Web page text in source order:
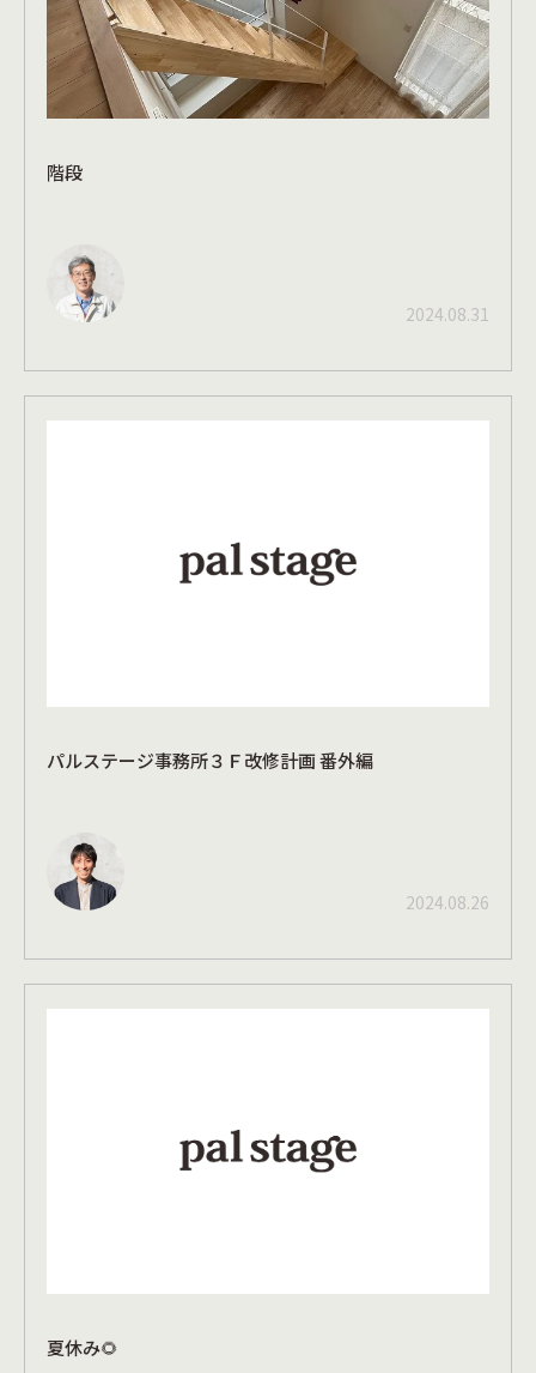
階段
2024.08.31
パルステージ事務所３Ｆ改修計画 番外編
2024.08.26
夏休み🌻